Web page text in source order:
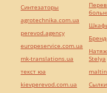
Синтезаторы
agrotechnika.com.ua
perevod.agency
europeservice.com.ua
mk-translations.ua
текст юа
kievperevod.com.ua
Stelya
Cылки